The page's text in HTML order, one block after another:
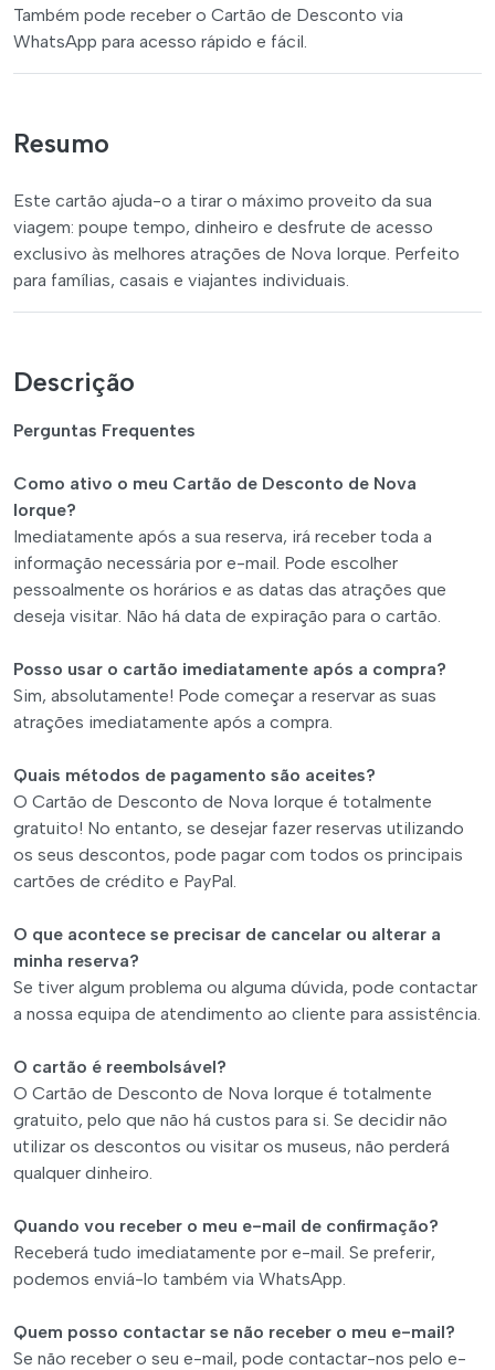
Também pode receber o Cartão de Desconto via
WhatsApp para acesso rápido e fácil.
Resumo
Este cartão ajuda-o a tirar o máximo proveito da sua
viagem: poupe tempo, dinheiro e desfrute de acesso
exclusivo às melhores atrações de Nova Iorque. Perfeito
para famílias, casais e viajantes individuais.
Descrição
Perguntas Frequentes
Como ativo o meu Cartão de Desconto de Nova
Iorque?
Imediatamente após a sua reserva, irá receber toda a
informação necessária por e-mail. Pode escolher
pessoalmente os horários e as datas das atrações que
deseja visitar. Não há data de expiração para o cartão.
Posso usar o cartão imediatamente após a compra?
Sim, absolutamente! Pode começar a reservar as suas
atrações imediatamente após a compra.
Quais métodos de pagamento são aceites?
O Cartão de Desconto de Nova Iorque é totalmente
gratuito! No entanto, se desejar fazer reservas utilizando
os seus descontos, pode pagar com todos os principais
cartões de crédito e PayPal.
O que acontece se precisar de cancelar ou alterar a
minha reserva?
Se tiver algum problema ou alguma dúvida, pode contactar
a nossa equipa de atendimento ao cliente para assistência.
O cartão é reembolsável?
O Cartão de Desconto de Nova Iorque é totalmente
gratuito, pelo que não há custos para si. Se decidir não
utilizar os descontos ou visitar os museus, não perderá
qualquer dinheiro.
Quando vou receber o meu e-mail de confirmação?
Receberá tudo imediatamente por e-mail. Se preferir,
podemos enviá-lo também via WhatsApp.
Quem posso contactar se não receber o meu e-mail?
Se não receber o seu e-mail, pode contactar-nos pelo e-